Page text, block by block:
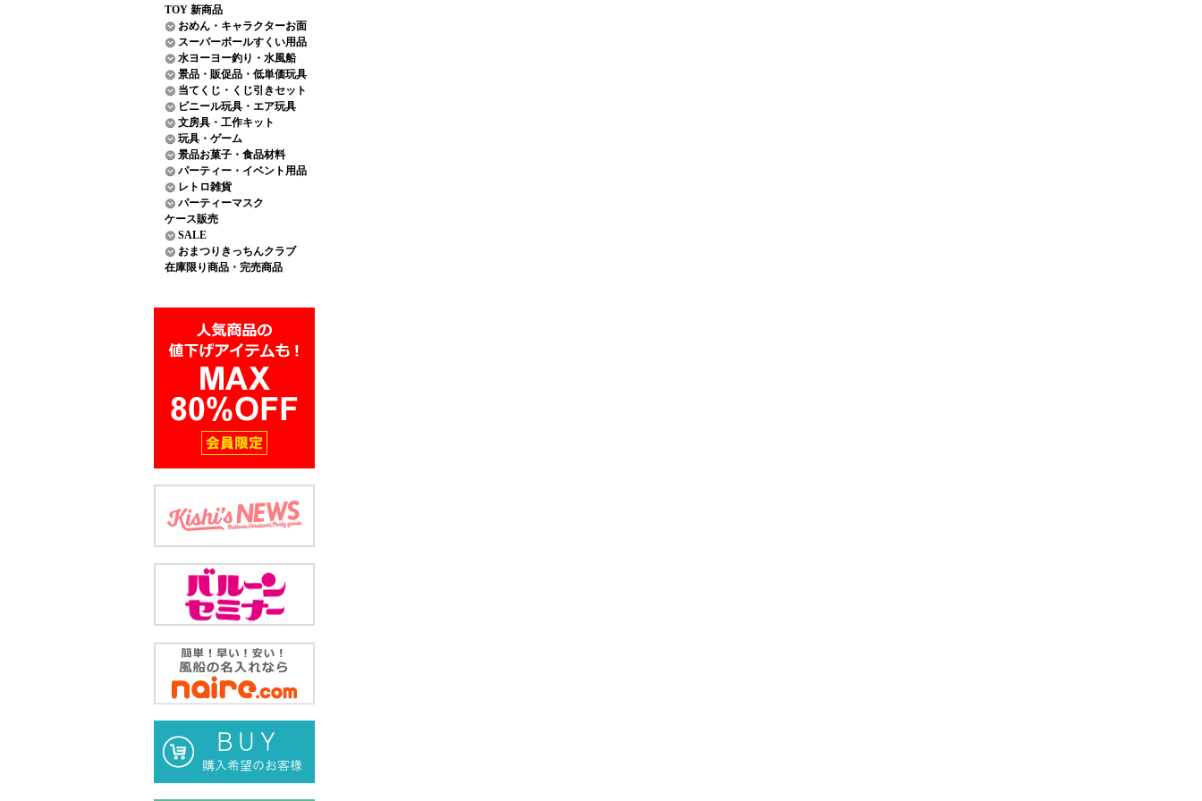
TOY 新商品
おめん・キャラクターお面
スーパーボールすくい用品
水ヨーヨー釣り・水風船
景品・販促品・低単価玩具
当てくじ・くじ引きセット
ビニール玩具・エア玩具
文房具・工作キット
玩具・ゲーム
景品お菓子・食品材料
パーティー・イベント用品
レトロ雑貨
パーティーマスク
ケース販売
SALE
おまつりきっちんクラブ
在庫限り商品・完売商品